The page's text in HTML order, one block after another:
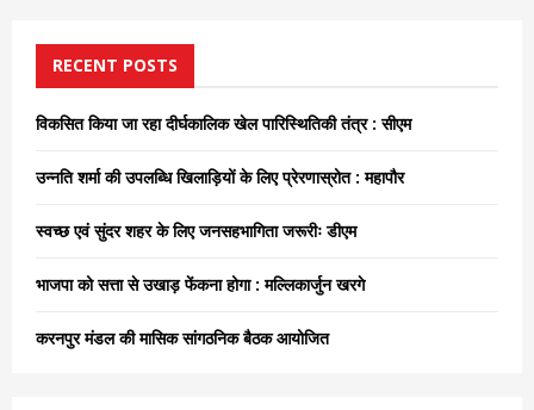
f
o
r
RECENT POSTS
विकसित किया जा रहा दीर्घकालिक खेल पारिस्थितिकी तंत्र : सीएम
उन्नति शर्मा की उपलब्धि खिलाड़ियों के लिए प्रेरणास्रोत : महापौर
स्वच्छ एवं सुंदर शहर के लिए जनसहभागिता जरूरीः डीएम
भाजपा को सत्ता से उखाड़ फेंकना होगा : मल्लिकार्जुन खरगे
करनपुर मंडल की मासिक सांगठनिक बैठक आयोजित